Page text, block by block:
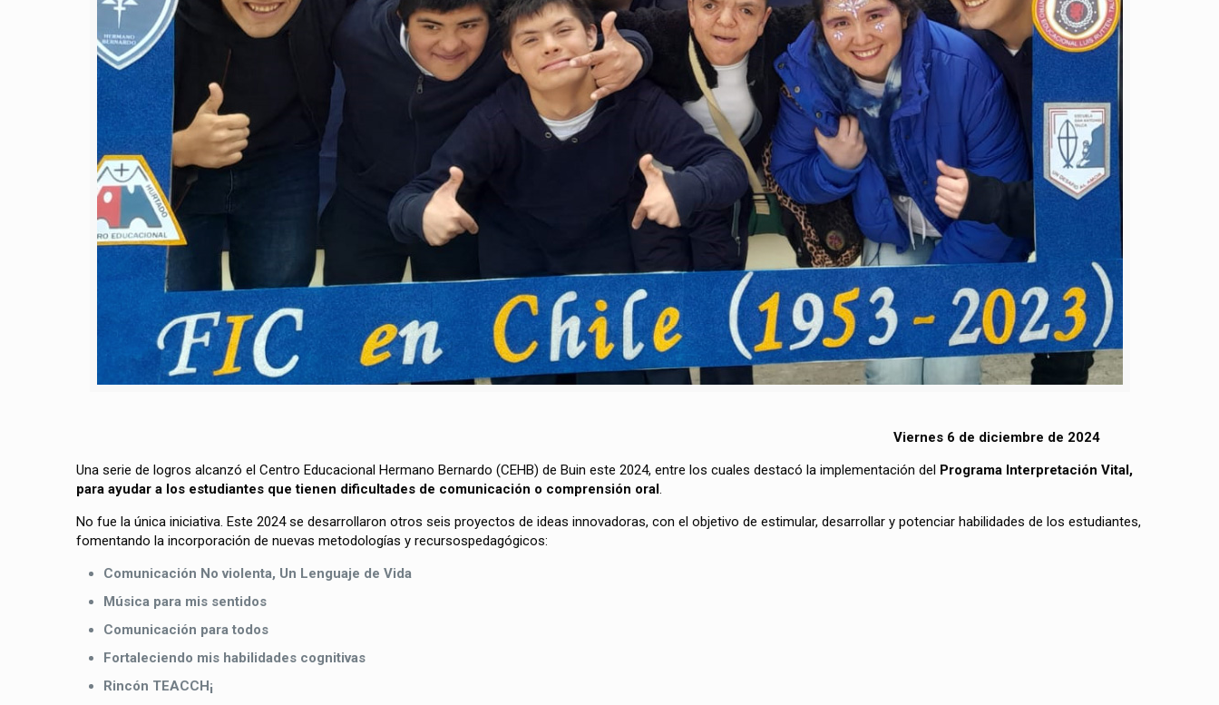
Viernes 6 de diciembre de 2024
Una serie de logros alcanzó el Centro Educacional Hermano Bernardo (CEHB) de Buin este 2024, entre los cuales destacó la implementación del Programa Interpretación Vital,
para ayudar a los estudiantes que tienen dificultades de comunicación o comprensión oral.
No fue la única iniciativa. Este 2024 se desarrollaron otros seis proyectos de ideas innovadoras, con el objetivo de estimular, desarrollar y potenciar habilidades de los estudiantes,
fomentando la incorporación de nuevas metodologías y recursospedagógicos:
Comunicación No violenta, Un Lenguaje de Vida
Música para mis sentidos
Comunicación para todos
Fortaleciendo mis habilidades cognitivas
Rincón TEACCH¡